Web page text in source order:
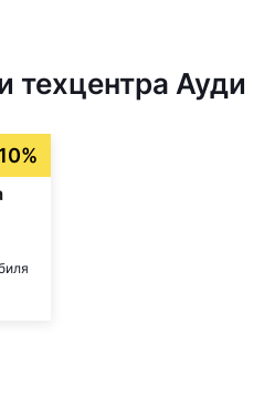
техцентра Ауди
10%